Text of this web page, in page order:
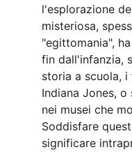
l'esplorazione
misteriosa,
"egittomania",
fin dall'infanzia,
storia a scuola,
Indiana Jones,
nei musei che
Soddisfare
significare